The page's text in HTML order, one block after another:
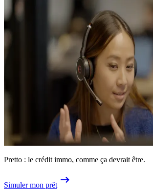
Pretto : le crédit immo, comme ça devrait être.
Simuler mon prêt